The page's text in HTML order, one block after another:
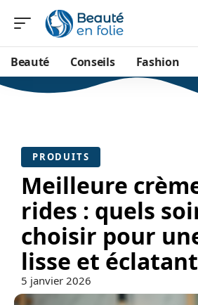
Beauté Conseils Fashion
PRODUITS
Meilleure
rides : quels
choisir pour
lisse et
5 janvier 2026